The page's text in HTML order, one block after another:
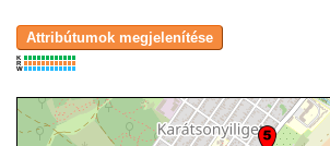
K
R
W